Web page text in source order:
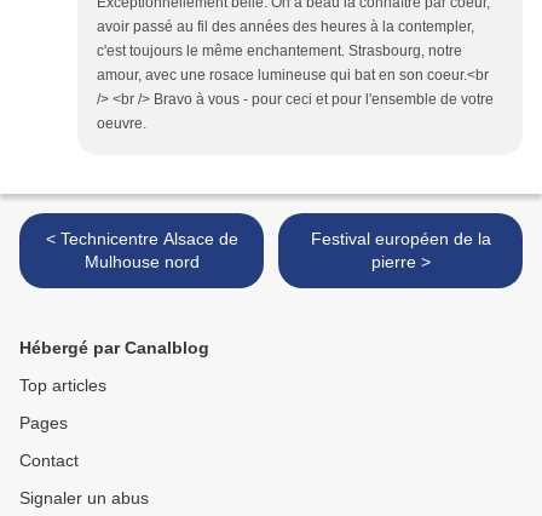
avoir passé au fil des années des heures à la contempler,
c'est toujours le même enchantement. Strasbourg, notre
amour, avec une rosace lumineuse qui bat en son coeur.<br
/> <br /> Bravo à vous - pour ceci et pour l'ensemble de votre
oeuvre.
< Technicentre Alsace de
Mulhouse nord
Festival européen de la
pierre >
Hébergé par Canalblog
Top articles
Pages
Contact
Signaler un abus